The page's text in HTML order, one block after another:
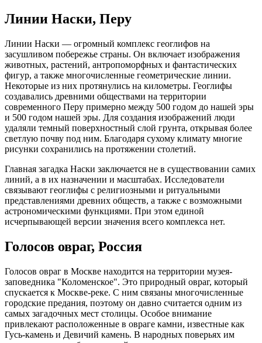
Линии Наски, Перу
Линии Наски — огромный комплекс геоглифов на
засушливом побережье страны. Он включает изображения
животных, растений, антропоморфных и фантастических
фигур, а также многочисленные геометрические линии.
Некоторые из них протянулись на километры. Геоглифы
создавались древними обществами на территории
современного Перу примерно между 500 годом до нашей эры
и 500 годом нашей эры. Для создания изображений люди
удаляли темный поверхностный слой грунта, открывая более
светлую почву под ним. Благодаря сухому климату многие
рисунки сохранились на протяжении столетий.
Главная загадка Наски заключается не в существовании самих
линий, а в их назначении и масштабах. Исследователи
связывают геоглифы с религиозными и ритуальными
представлениями древних обществ, а также с возможными
астрономическими функциями. При этом единой
исчерпывающей версии значения всего комплекса нет.
Голосов овраг, Россия
Голосов овраг в Москве находится на территории музея-
заповедника "Коломенское". Это природный овраг, который
спускается к Москве-реке. С ним связаны многочисленные
городские предания, поэтому он давно считается одним из
самых загадочных мест столицы. Особое внимание
привлекают расположенные в овраге камни, известные как
Гусь-камень и Девичий камень. В народных поверьях им